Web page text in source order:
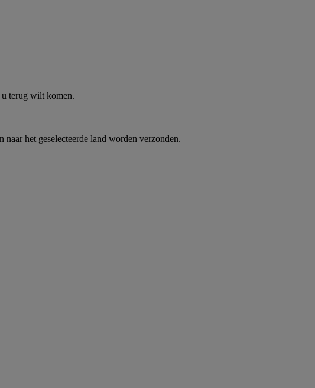
terug wilt komen.
het geselecteerde land worden verzonden.